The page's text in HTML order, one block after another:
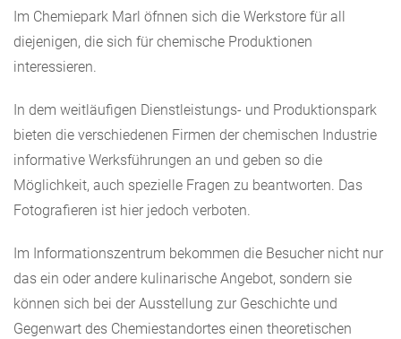
Im Chemiepark Marl öfnnen sich die Werkstore für all
diejenigen, die sich für chemische Produktionen
interessieren.
In dem weitläufigen Dienstleistungs- und Produktionspark
bieten die verschiedenen Firmen der chemischen Industrie
informative Werksführungen an und geben so die
Möglichkeit, auch spezielle Fragen zu beantworten. Das
Fotografieren ist hier jedoch verboten.
Im Informationszentrum bekommen die Besucher nicht nur
das ein oder andere kulinarische Angebot, sondern sie
können sich bei der Ausstellung zur Geschichte und
Gegenwart des Chemiestandortes einen theoretischen